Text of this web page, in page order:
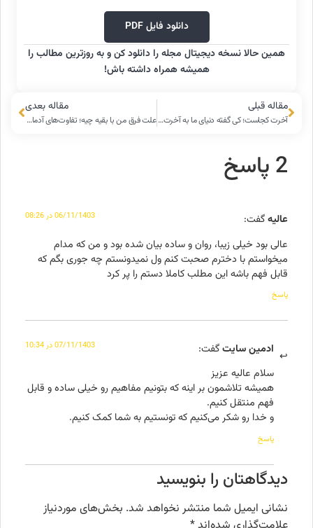
دانلود فایل PDF
همین حالا نسخه دیجیتال مجله را دانلود کن و به روزترین مطالب را
همیشه همراه داشته باش!
مقاله قبلی
آخرت کجاست؛ کی گفته دنیای ما به آخرت ربط داره؟
مقاله بعدی
علت فرق من با بقیه چیه؛ تفاوت‌های آدما از کجا میان؟!
2 پاسخ
عالیهگفت: 06/11/1403 در 08:26
عالی بود خیلی زیبا، روان و ساده بیان شده بود و من که مدام
میخواستم با دخترم صحبت کنم ول نمیدونستم چه جوری بگم که
قابل فهم باشه این مطلب کاملا دستم را پر کرد
پاسخ
ادمین سایتگفت: 07/11/1403 در 10:34
سلام عالیه عزیز
همیشه تلاشمون بر اینه که بتونیم مفاهیم رو خیلی ساده و قابل
فهم منتقل کنیم.
و خدا رو شکر می‌کنیم که تونستیم به شما کمک کنیم.
پاسخ
دیدگاهتان را بنویسید
نشانی ایمیل شما منتشر نخواهد شد. بخش‌های موردنیاز